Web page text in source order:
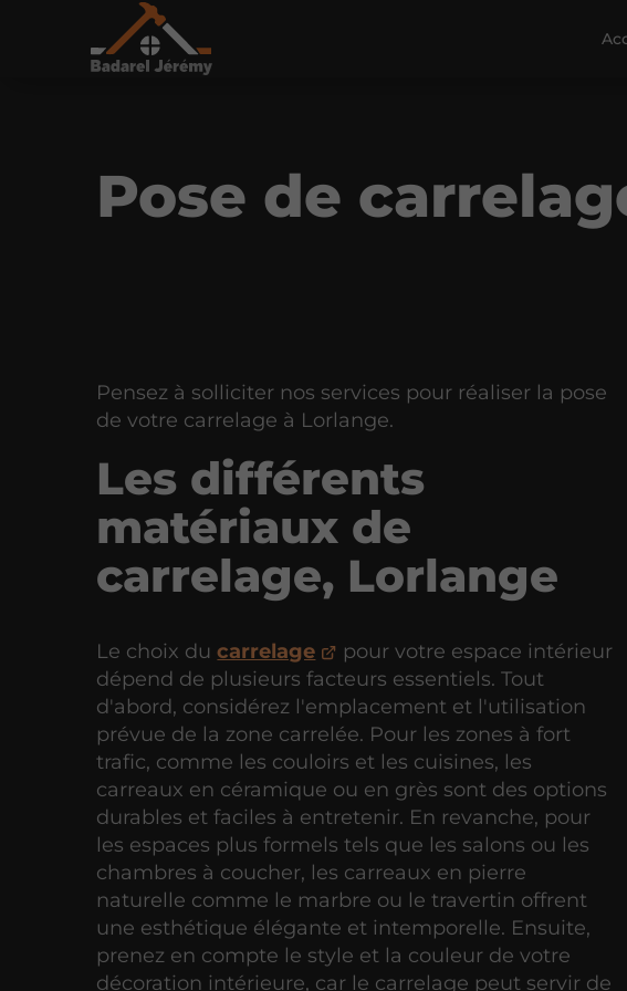
Pose de
Pensez à solliciter nos services pour réaliser la pose
de votre carrelage à Lorlange.
Les différents
matériaux de
carrelage, Lorlange
Le choix ducarrelage
pour votre espace intérieur
dépend de plusieurs facteurs essentiels. Tout
d'abord, considérez l'emplacement et l'utilisation
prévue de la zone carrelée. Pour les zones à fort
trafic, comme les couloirs et les cuisines, les
carreaux en céramique ou en grès sont des options
durables et faciles à entretenir. En revanche, pour
les espaces plus formels tels que les salons ou les
chambres à coucher, les carreaux en pierre
naturelle comme le marbre ou le travertin offrent
une esthétique élégante et intemporelle. Ensuite,
prenez en compte le style et la couleur de votre
décoration intérieure, car le carrelage peut servir de